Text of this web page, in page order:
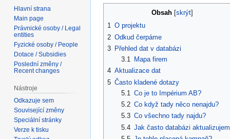
na
na
Obsah
1 O projektu
2 Odkud čerpáme
3 Přehled dat v databázi
3.1
Mapa firem
4 Aktualizace dat
5 Často kladené dotazy
5.1
Co je to Impérium AB?
5.2 Co když tady něco nenajdu?
5.3 Co všechno tady najdu?
5.4 Jak často databázi
Hlavní strana
Main page
Právnické osoby / Legal
entities
Fyzické osoby / People
Dotace / Subsidies
Poslední změny /
Recent changes
Nástroje
Odkazuje sem
Související změny
Speciální stránky
Verze k tisku